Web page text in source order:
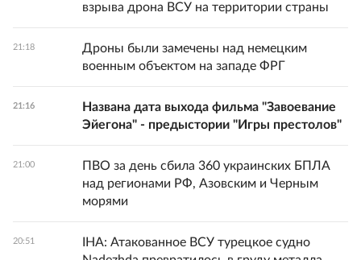
взрыва дрона ВСУ на территории страны
21:18
Дроны были замечены над немецким
военным объектом на западе ФРГ
21:16
Названа дата выхода фильма "Завоевание
Эйегона" - предыстории "Игры престолов"
21:00
ПВО за день сбила 360 украинских БПЛА
над регионами РФ, Азовским и Черным
морями
20:51
IHA: Атакованное ВСУ турецкое судно